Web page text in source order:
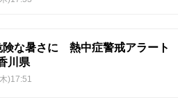
険な暑さに 熱中症警戒アラート
川県
)17:51